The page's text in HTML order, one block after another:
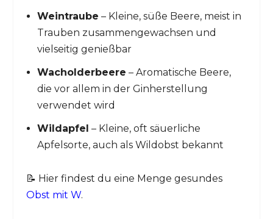
Weintraube – Kleine, süße Beere, meist in
Trauben zusammengewachsen und
vielseitig genießbar
Wacholderbeere – Aromatische Beere,
die vor allem in der Ginherstellung
verwendet wird
Wildapfel – Kleine, oft säuerliche
Apfelsorte, auch als Wildobst bekannt
📝 Hier findest du eine Menge gesundes
Obst mit W.